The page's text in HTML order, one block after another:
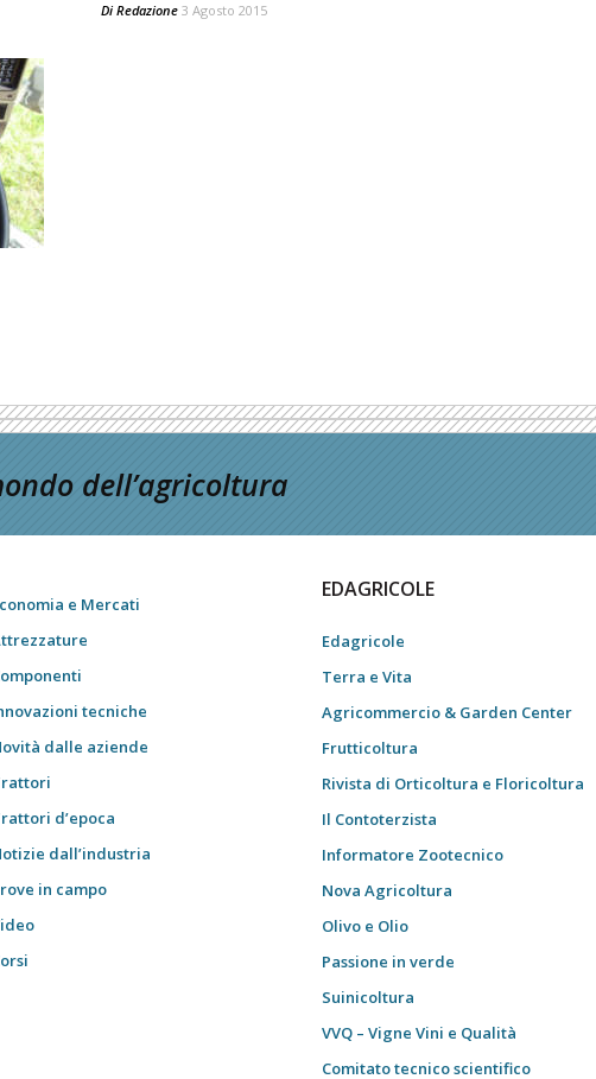
Di Redazione 3 Agosto 2015
dell’agricoltura
e Mercati
tecniche
dalle aziende
d’epoca
dall’industria
in campo
EDAGRICOLE
Edagricole
Terra e Vita
Agricommercio & Garden Center
Frutticoltura
Rivista di Orticoltura e Floricoltura
Il Contoterzista
Informatore Zootecnico
Nova Agricoltura
Olivo e Olio
Passione in verde
Suinicoltura
VVQ – Vigne Vini e Qualità
Comitato tecnico scientifico